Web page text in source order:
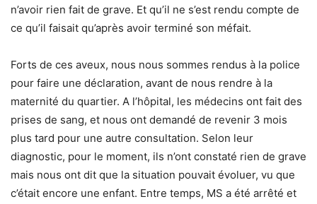
n’avoir rien fait de grave. Et qu’il ne s’est rendu compte de
ce qu’il faisait qu’après avoir terminé son méfait.
Forts de ces aveux, nous nous sommes rendus à la police
pour faire une déclaration, avant de nous rendre à la
maternité du quartier. A l’hôpital, les médecins ont fait des
prises de sang, et nous ont demandé de revenir 3 mois
plus tard pour une autre consultation. Selon leur
diagnostic, pour le moment, ils n’ont constaté rien de grave
mais nous ont dit que la situation pouvait évoluer, vu que
c’était encore une enfant. Entre temps, MS a été arrêté et